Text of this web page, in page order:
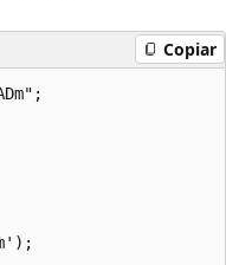
Copiar